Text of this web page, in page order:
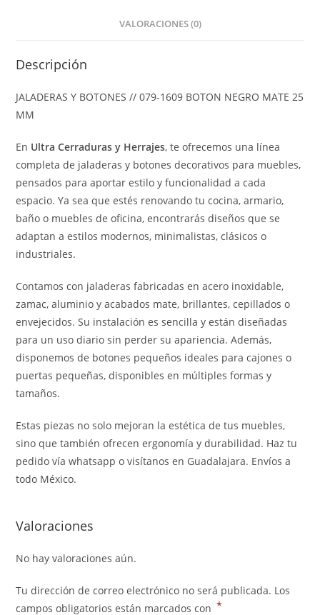
VALORACIONES (0)
Descripción
JALADERAS Y BOTONES // 079-1609 BOTON NEGRO MATE 25
MM
En Ultra Cerraduras y Herrajes, te ofrecemos una línea
completa de jaladeras y botones decorativos para muebles,
pensados para aportar estilo y funcionalidad a cada
espacio. Ya sea que estés renovando tu cocina, armario,
baño o muebles de oficina, encontrarás diseños que se
adaptan a estilos modernos, minimalistas, clásicos o
industriales.
Contamos con jaladeras fabricadas en acero inoxidable,
zamac, aluminio y acabados mate, brillantes, cepillados o
envejecidos. Su instalación es sencilla y están diseñadas
para un uso diario sin perder su apariencia. Además,
disponemos de botones pequeños ideales para cajones o
puertas pequeñas, disponibles en múltiples formas y
tamaños.
Estas piezas no solo mejoran la estética de tus muebles,
sino que también ofrecen ergonomía y durabilidad. Haz tu
pedido vía whatsapp o visítanos en Guadalajara. Envíos a
todo México.
Valoraciones
No hay valoraciones aún.
Tu dirección de correo electrónico no será publicada. Los
campos obligatorios están marcados con *